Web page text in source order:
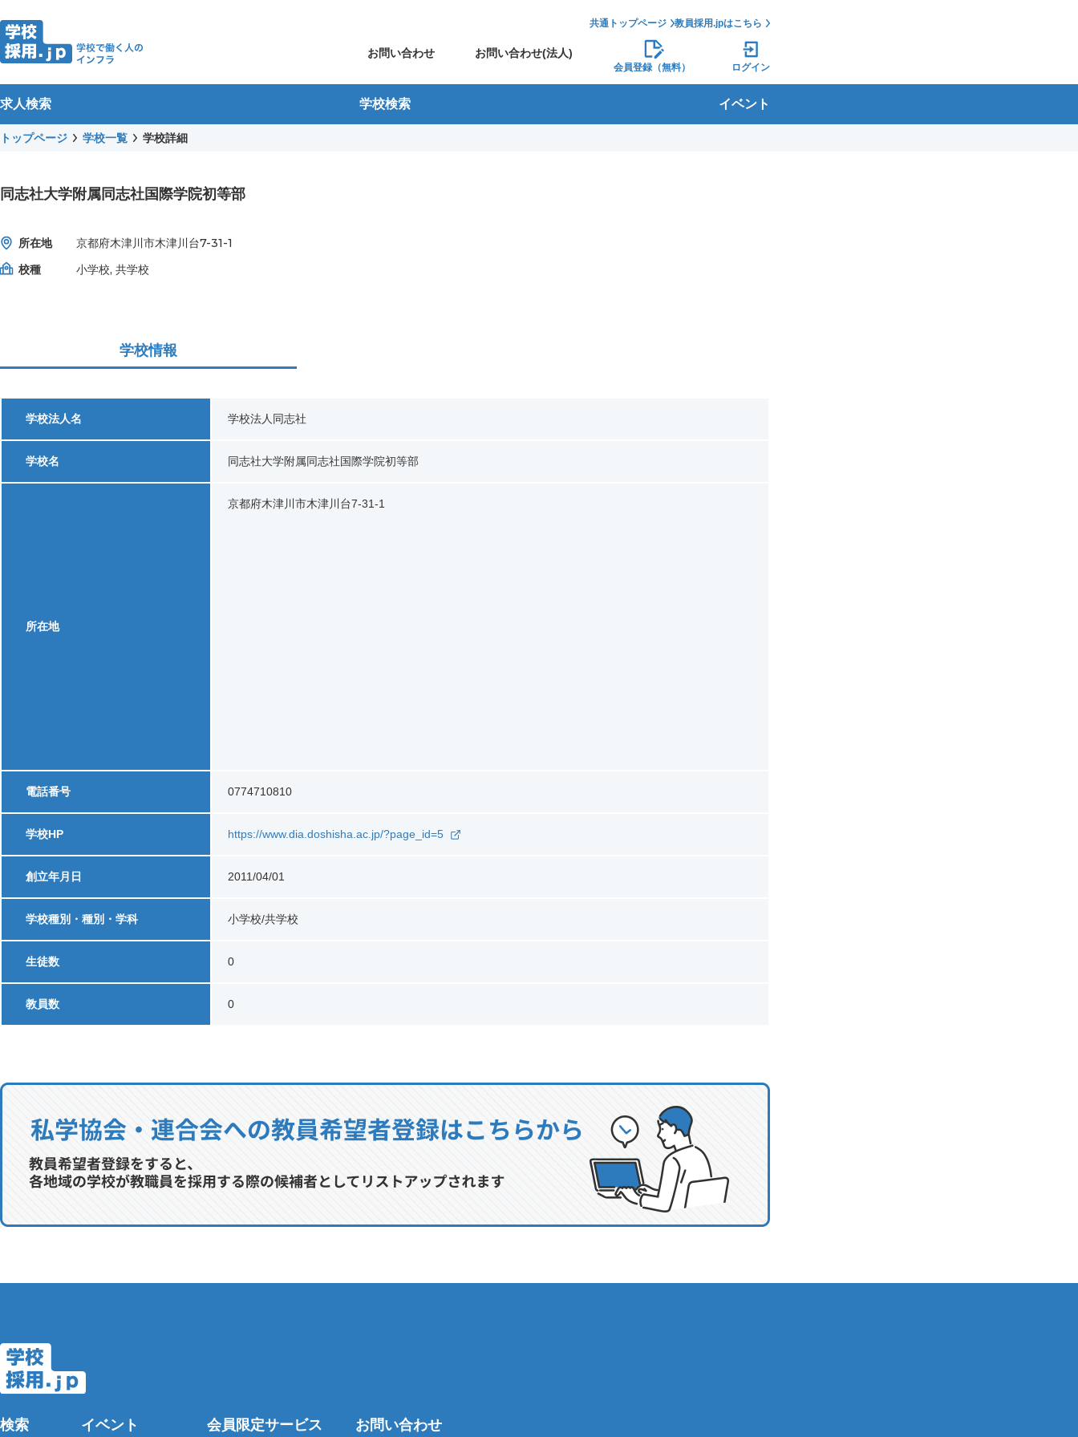
共通トップページ 教員採用.jpはこちら
お問い合わせ お問い合わせ(法人)
会員登録（無料） ログイン
求人検索 学校検索 イベント
トップページ 学校一覧 学校詳細
同志社大学附属同志社国際学院初等部
所在地
京都府木津川市木津川台7-31-1
校種
小学校, 共学校
学校情報
学校法人名 学校法人同志社
学校名 同志社大学附属同志社国際学院初等部
所在地
京都府木津川市木津川台7-31-1
電話番号 0774710810
学校HP https://www.dia.doshisha.ac.jp/?page_id=5
創立年月日 2011/04/01
学校種別・種別・学科 小学校/共学校
生徒数 0
教員数 0
検索 イベント 会員限定サービス お問い合わせ